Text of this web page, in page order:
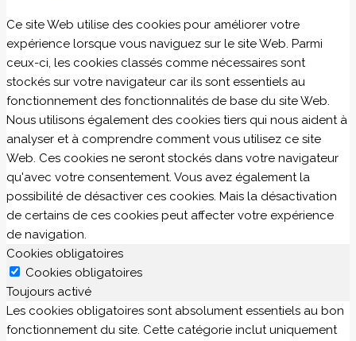
Ce site Web utilise des cookies pour améliorer votre
expérience lorsque vous naviguez sur le site Web. Parmi
ceux-ci, les cookies classés comme nécessaires sont
stockés sur votre navigateur car ils sont essentiels au
fonctionnement des fonctionnalités de base du site Web.
Nous utilisons également des cookies tiers qui nous aident à
analyser et à comprendre comment vous utilisez ce site
Web. Ces cookies ne seront stockés dans votre navigateur
qu'avec votre consentement. Vous avez également la
possibilité de désactiver ces cookies. Mais la désactivation
de certains de ces cookies peut affecter votre expérience
de navigation.
Cookies obligatoires
Cookies obligatoires
Toujours activé
Les cookies obligatoires sont absolument essentiels au bon
fonctionnement du site. Cette catégorie inclut uniquement